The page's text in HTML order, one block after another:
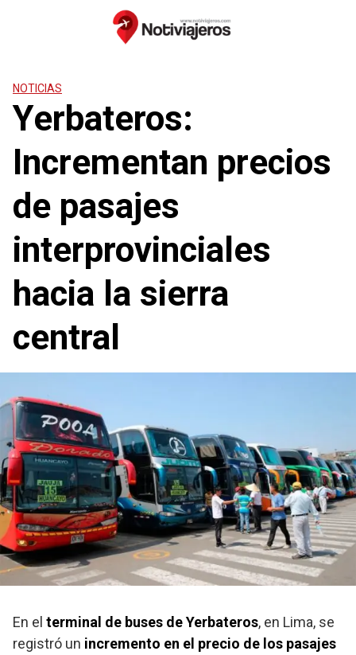
NOTICIAS
Yerbateros:
Incrementan precios
de pasajes
interprovinciales
hacia la sierra
central
En el terminal de buses de Yerbateros, en Lima, se
registró un incremento en el precio de los pasajes